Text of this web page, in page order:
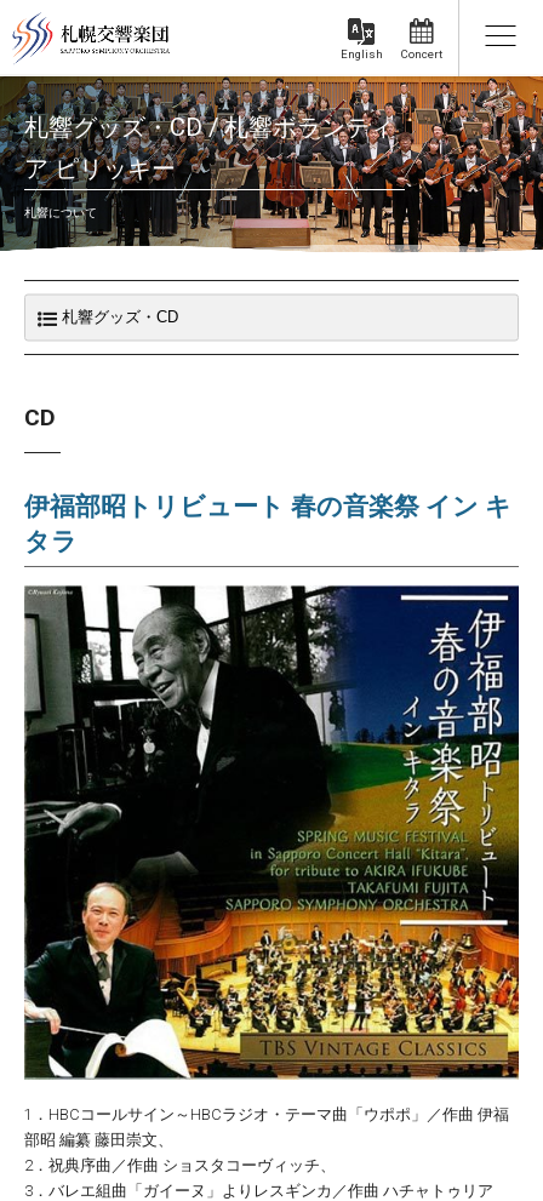
Concert
English
札響グッズ・CD / 札響ボランティ
ア ピリッキー
札響について
CD
伊福部昭トリビュート 春の音楽祭 イン キ
タラ
1．HBCコールサイン～HBCラジオ・テーマ曲「ウポポ」／作曲 伊福
部昭 編纂 藤田崇文、
2．祝典序曲／作曲 ショスタコーヴィッチ、
3．バレエ組曲「ガイーヌ」よりレスギンカ／作曲 ハチャトゥリア